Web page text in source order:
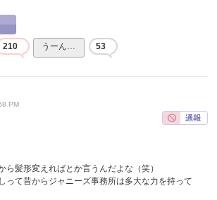
210 うーん… 53
PM
ら髪形変えればとか言うんだよな（笑）
って昔からジャニーズ事務所は多大な力を持って